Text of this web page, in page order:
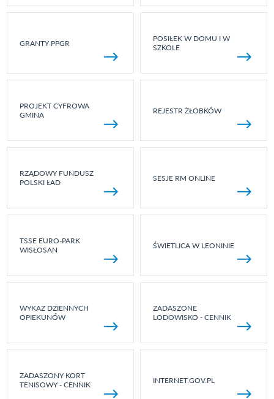
GRANTY PPGR
POSIŁEK W DOMU I W
SZKOLE
PROJEKT CYFROWA
GMINA
REJESTR ŻŁOBKÓW
RZĄDOWY FUNDUSZ
POLSKI ŁAD
SESJE RM ONLINE
TSSE EURO-PARK
WISŁOSAN
ŚWIETLICA W LEONINIE
WYKAZ DZIENNYCH
OPIEKUNÓW
ZADASZONE
LODOWISKO - CENNIK
ZADASZONY KORT
TENISOWY - CENNIK
INTERNET.GOV.PL